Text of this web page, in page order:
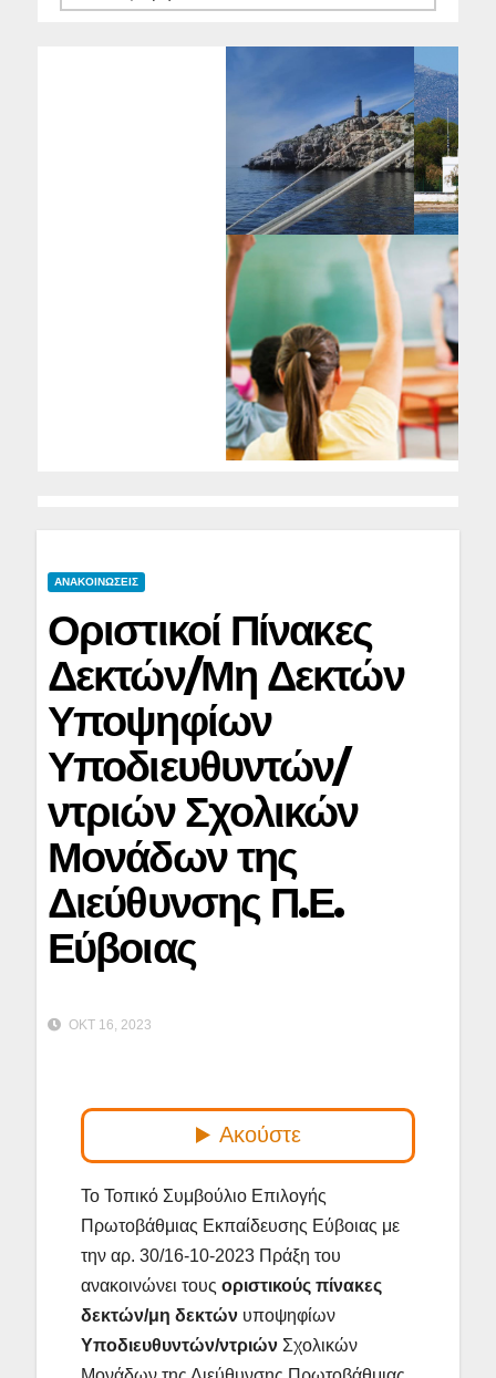
ΑΝΑΚΟΙΝΩΣΕΙΣ
Οριστικοί Πίνακες
Δεκτών/Μη Δεκτών
Υποψηφίων
Υποδιευθυντών/
ντριών Σχολικών
Μονάδων της
Διεύθυνσης Π.Ε.
Εύβοιας
ΟΚΤ 16, 2023
Το Τοπικό Συμβούλιο Επιλογής
Πρωτοβάθμιας Εκπαίδευσης Εύβοιας με
την αρ. 30/16-10-2023 Πράξη του
ανακοινώνει τους οριστικούς πίνακες
δεκτών/μη δεκτών υποψηφίων
Υποδιευθυντών/ντριών Σχολικών